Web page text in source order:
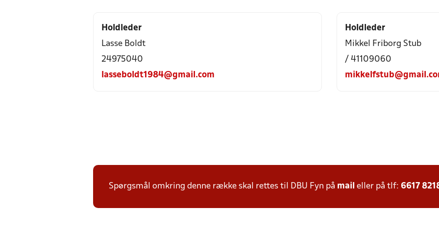
Holdleder
Lasse Boldt
24975040
lasseboldt1984@gmail.com
Holdleder
Mikkel Friborg Stub
/ 41109060
Spørgsmål omkring denne række skal rettes til DBU Fyn på mail eller på tlf: 6617